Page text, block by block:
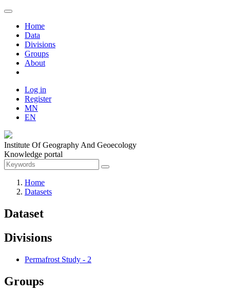
Home
Data
Divisions
Groups
About
Log in
Register
MN
EN
Institute Of Geography And Geoecology
Knowledge portal
Home
Datasets
Dataset
Divisions
Permafrost Study - 2
Groups